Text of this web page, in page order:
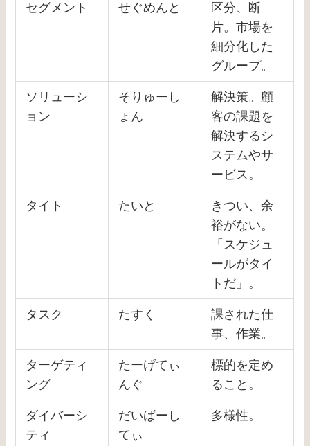
セグメント せぐめんと
区分、断
片。市場を
細分化した
グループ。
ソリューシ
ョン
そりゅーし
ょん
解決策。顧
客の課題を
解決するシ
ステムやサ
ービス。
タイト たいと
きつい、余
裕がない。
「スケジュ
ールがタイ
トだ」。
タスク たすく
課された仕
事、作業。
ターゲティ
ング
たーげてぃ
んぐ
標的を定め
ること。
ダイバーシ
ティ
だいばーし
てぃ
多様性。